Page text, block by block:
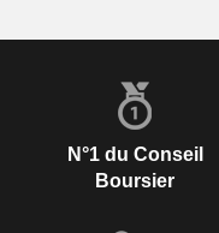
N°1 du Conseil
Boursier